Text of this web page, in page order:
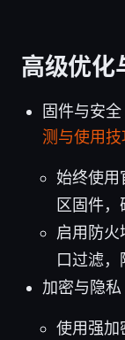
高级优化
固件与安全
测与使用技
始终使用
区固件
启用防火
口过滤，
加密与隐私
使用强加